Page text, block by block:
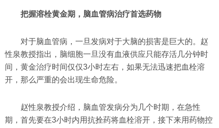
把握溶栓黄金期，脑血管病治疗首选药物
对于脑血管病，一旦发病对于大脑的损害是巨大的。赵
性泉教授指出，脑细胞一旦没有血液供应只能存活几分钟时
间，黄金治疗时间仅仅3小时左右，如果无法迅速把血栓溶
开，那么严重的会出现生命危险。
赵性泉教授介绍，脑血管发病分为几个时期，在急性
期，首先要在3小时内用抗拴药将血栓溶开，接下来用药物控